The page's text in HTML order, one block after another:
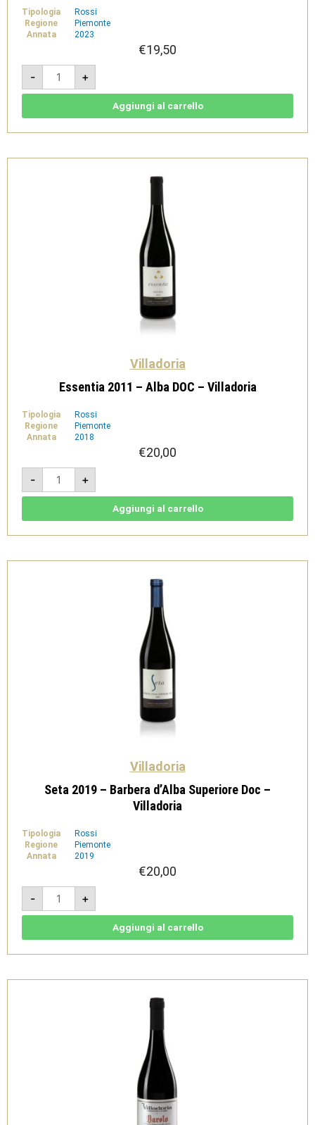
Tipologia
Rossi
Regione
Piemonte
Annata
2023
€19,50
-
Temprà
2023
-
Nebbiolo
Villadoria
+
Aggiungi al carrello
Villadoria
Essentia 2011 – Alba DOC – Villadoria
Tipologia
Rossi
Regione
Piemonte
Annata
2018
€20,00
-
Essentia
2011
-
Alba
quantità
+
Aggiungi al carrello
Villadoria
Seta 2019 – Barbera d’Alba Superiore Doc –
Villadoria
Tipologia
Rossi
Regione
Piemonte
Annata
2019
€20,00
-
Seta
2019
-
Barbera
-
+
Aggiungi al carrello